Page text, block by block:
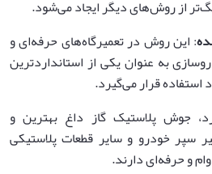
از روش‌های دیگر ایجاد می‌شود.
: این روش در تعمیرگاه‌های حرفه‌ای و
به عنوان یکی از استانداردترین
قرار می‌گیرد.
جوش پلاستیک گاز داغ بهترین و
سپر خودرو و سایر قطعات پلاستیکی
و حرفه‌ای دارند.